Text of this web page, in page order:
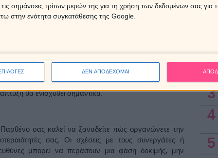
σημάνσεις τρίτων μερών της για τη χρήση των δεδομένων σας
στην ενότητα συγκατάθεσης της Google.
ΔΕΝ ΑΠΟΔΕΧΟΜΑΙ
Παρθένο, εισέρχεστε σε μια περίοδο που απαιτεί
των σχέσεών σας. Είναι πιθανό να έρθουν στην
που έχετε αποφύγει, καλείστε να τις αντιμετωπίσετε
τομέα, οι διαφωνίες μπορούν να επιλυθούν αν
στην επίθεση. Επαγγελματικά, ίσως χρειαστεί να
τις δυνάμεις σας, αλλά η προσέγγιση με
αποτελέσματα. Οικονομικές αποφάσεις καλό είναι να
κινήσεις ή σπασμωδικές αγορές. Μείνετε
θα ενισχυθεί σημαντικά.
σας καλεί να ξαναδείτε πώς οργανώνετε την
σας. Οι σχέσεις με τους συνεργάτες ή
μπορεί να περάσουν μια φάση δοκιμής, μην
1
2
3
4
5